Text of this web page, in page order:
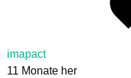
imapact
11 Monate her